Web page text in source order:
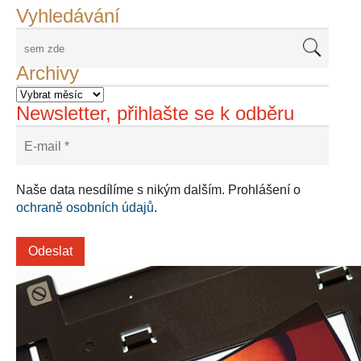
Vyhledávání
Archivy
Newsletter, přihlašte se k odběru
Naše data nesdílíme s nikým dalším. Prohlášení o
ochraně osobních údajů.